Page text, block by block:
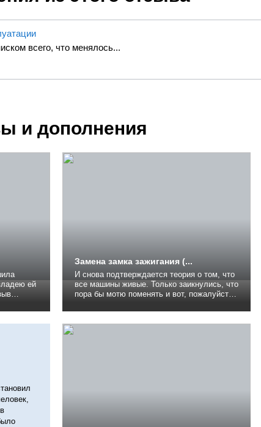
всего, что менялось...
и дополнения
ей
Замена замка зажигания (...
И снова подтверждается теория о том, что
все машины живые. Только заикнулись, что
пора бы мотю поменять и вот, пожалуйста.
оставила, что бы я подготовил её для
продажи, ну и собственно продажей и